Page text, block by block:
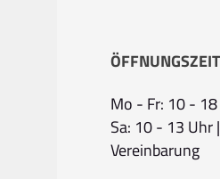
Mo - Fr: 10 -
Sa: 10 - 13 Uhr
Vereinbarung